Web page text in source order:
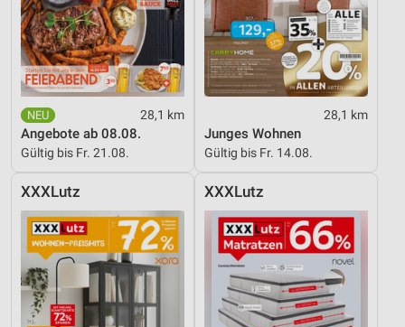
28,1 km
Angebote ab 08.08.
Gültig bis Fr. 21.08.
28,1 km
Junges Wohnen
Gültig bis Fr. 14.08.
XXXLutz XXXLutz